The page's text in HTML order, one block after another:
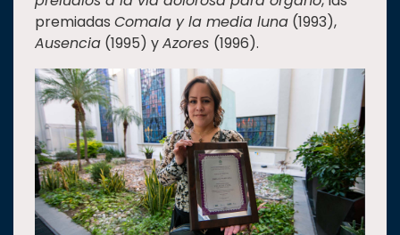
premiadas Comala y la media luna (1993),
Ausencia (1995) yAzores (1996).